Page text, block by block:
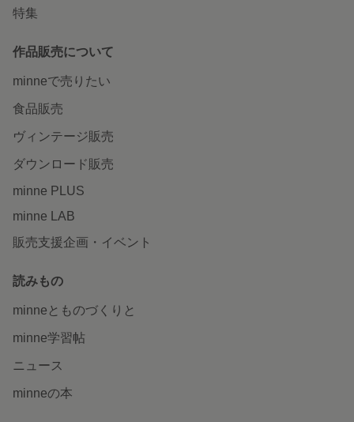
特集
作品販売について
minneで売りたい
食品販売
ヴィンテージ販売
ダウンロード販売
minne PLUS
minne LAB
販売支援企画・イベント
読みもの
minneとものづくりと
minne学習帖
ニュース
minneの本